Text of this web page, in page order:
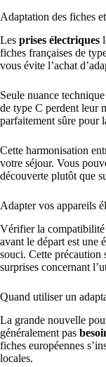
Adaptation des fiches
Les prises électriques
fiches françaises de
vous évite l’achat
Seule nuance
de type C perdent leur
parfaitement sûre pour
Cette harmonisation
votre séjour. Vous
découverte plutôt que
Adapter vos appareils
Vérifier la compatibilité
avant le départ est une
souci. Cette précaution
surprises concernant
Quand utiliser un
La grande nouvelle
généralement pas
fiches européennes
locales.